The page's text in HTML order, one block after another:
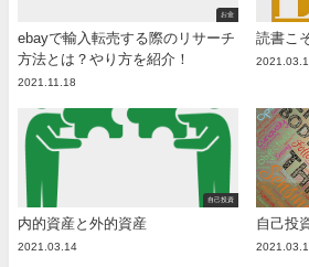
お金
ebayで輸入転売する際のリサーチ
方法とは？やり方を紹介！
2021.11.18
読書こ
自己投資
内的資産と外的資産
2021.03.14
自己投